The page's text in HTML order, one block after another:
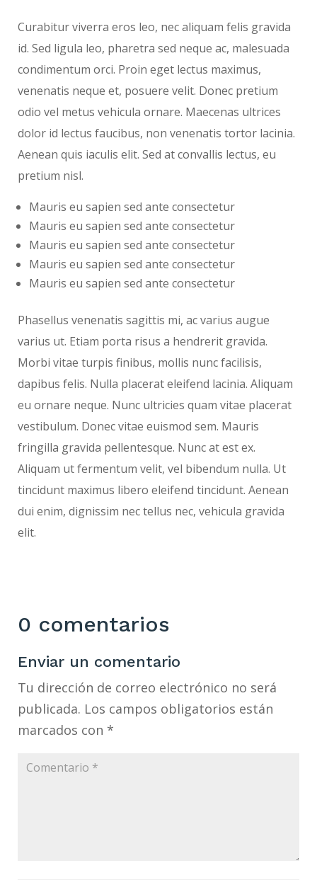
Curabitur viverra eros leo, nec aliquam felis gravida
id. Sed ligula leo, pharetra sed neque ac, malesuada
condimentum orci. Proin eget lectus maximus,
venenatis neque et, posuere velit. Donec pretium
odio vel metus vehicula ornare. Maecenas ultrices
dolor id lectus faucibus, non venenatis tortor lacinia.
Aenean quis iaculis elit. Sed at convallis lectus, eu
pretium nisl.
Mauris eu sapien sed ante consectetur
Mauris eu sapien sed ante consectetur
Mauris eu sapien sed ante consectetur
Mauris eu sapien sed ante consectetur
Mauris eu sapien sed ante consectetur
Phasellus venenatis sagittis mi, ac varius augue
varius ut. Etiam porta risus a hendrerit gravida.
Morbi vitae turpis finibus, mollis nunc facilisis,
dapibus felis. Nulla placerat eleifend lacinia. Aliquam
eu ornare neque. Nunc ultricies quam vitae placerat
vestibulum. Donec vitae euismod sem. Mauris
fringilla gravida pellentesque. Nunc at est ex.
Aliquam ut fermentum velit, vel bibendum nulla. Ut
tincidunt maximus libero eleifend tincidunt. Aenean
dui enim, dignissim nec tellus nec, vehicula gravida
elit.
0 comentarios
Enviar un comentario
Tu dirección de correo electrónico no será
publicada. Los campos obligatorios están
marcados con *